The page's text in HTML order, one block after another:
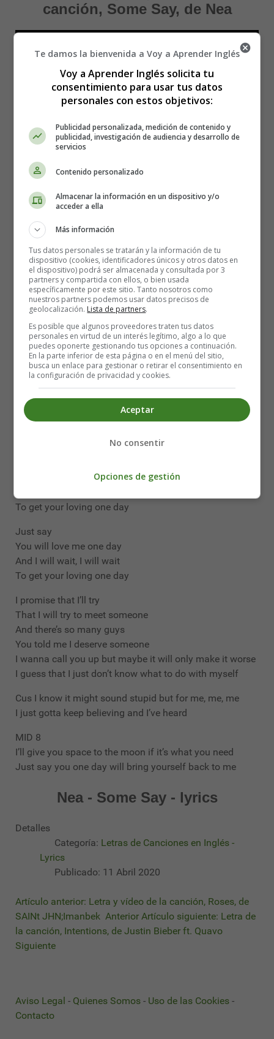
canción, Some Say, de Nea
I will give you time
We will find the timing
Cus you are on my mind
I hope that you don’t mind it
You know that I want you
You know that I want you next to me
I will step away
And I know it might sound stupid but for me-ye-ye
I just gotta keep believing and I’ve heard
You will love me one day
To get your loving one day
Just say
You will love me one day
And I will wait, I will wait
To get your loving one day
I promise that I’ll try
That I will try to meet someone
And there’s so many guys
You told me I deserve someone
I wanna call you up but maybe it will only make it worse
I guess that I just don’t know what to do with myself
Cus I know it might sound stupid but for me, me, me
I just gotta keep believing and I’ve heard
MID 8
I’ll give you space to the moon if it’s what you need
Just say you one day will bring yourself back to me
Nea - Some Say - lyrics
Detalles
Categoría: Letras de Canciones en Inglés -
Lyrics
Publicado: 11 Abril 2020
Artículo anterior: Letra y vídeo de la canción, Roses, de
SAINt JHN;Imanbek Anterior Artículo siguiente: Letra de
la canción, Intentions, de Justin Bieber ft. Quavo
Siguiente
Aviso Legal - Quienes Somos - Uso de las Cookies -
Contacto
Te damos la bienvenida a Voy a Aprender Inglés
Voy a Aprender Inglés solicita tu
consentimiento para usar tus datos
personales con estos objetivos:
Publicidad personalizada, medición de contenido y
publicidad, investigación de audiencia y desarrollo de
servicios
Contenido personalizado
Almacenar la información en un dispositivo y/o
acceder a ella
Más información
Tus datos personales se tratarán y la información de tu
dispositivo (cookies, identificadores únicos y otros datos en
el dispositivo) podrá ser almacenada y consultada por 3
partners y compartida con ellos, o bien usada
específicamente por este sitio. Tanto nosotros como
nuestros partners podemos usar datos precisos de
geolocalización. Lista de partners.
Es posible que algunos proveedores traten tus datos
personales en virtud de un interés legítimo, algo a lo que
puedes oponerte gestionando tus opciones a continuación.
En la parte inferior de esta página o en el menú del sitio,
busca un enlace para gestionar o retirar el consentimiento en
la configuración de privacidad y cookies.
Aceptar
No consentir
Opciones de gestión